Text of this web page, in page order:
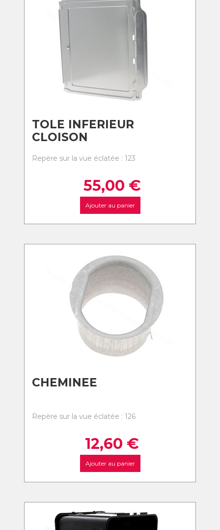
TOLE INFERIEUR
CLOISON
Repère sur la vue éclatée : 123
55,00 €
Ajouter au panier
CHEMINEE
Repère sur la vue éclatée : 126
12,60 €
Ajouter au panier